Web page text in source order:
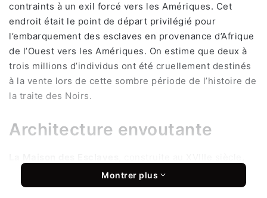
contraints à un exil forcé vers les Amériques. Cet
endroit était le point de départ privilégié pour
l’embarquement des esclaves en provenance d’Afrique
de l’Ouest vers les Amériques. On estime que deux à
trois millions d’individus ont été cruellement destinés
à la vente lors de cette sombre période de l’histoire de
la traite des Noirs.
Architecture envoutante
est un bâtiment colonial emblématique qui servait de
centre de détention aux esclaves avant leur départ
Montrer plus